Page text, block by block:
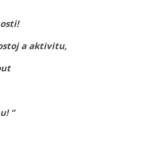
a aktivitu,
“